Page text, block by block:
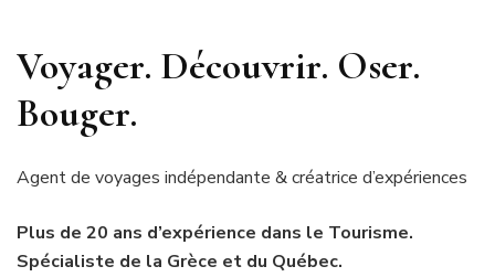
Voyager. Découvrir. Oser.
Bouger.
Agent de voyages indépendante & créatrice d’expériences
Plus de 20 ans d’expérience dans le Tourisme.
Spécialiste de la Grèce et du Québec.